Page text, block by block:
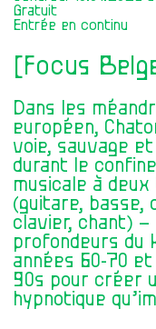
Gratuit
Entrée en continu
[Focus
Dans les
européen,
voie, sauvage
durant le
musicale à
(guitare, basse,
clavier, chant) –
profondeurs du
années 60-70
90s pour créer
hypnotique